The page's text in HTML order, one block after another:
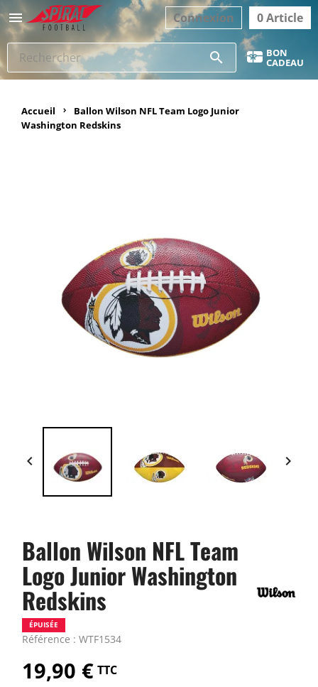
 0 Article
Connexion
search BON
CADEAU
Accueil
Ballon Wilson NFL Team Logo Junior
Washington Redskins
 
Ballon Wilson NFL Team
Logo Junior Washington
Redskins
Référence : WTF1534
ÉPUISÉE
19,90 € TTC